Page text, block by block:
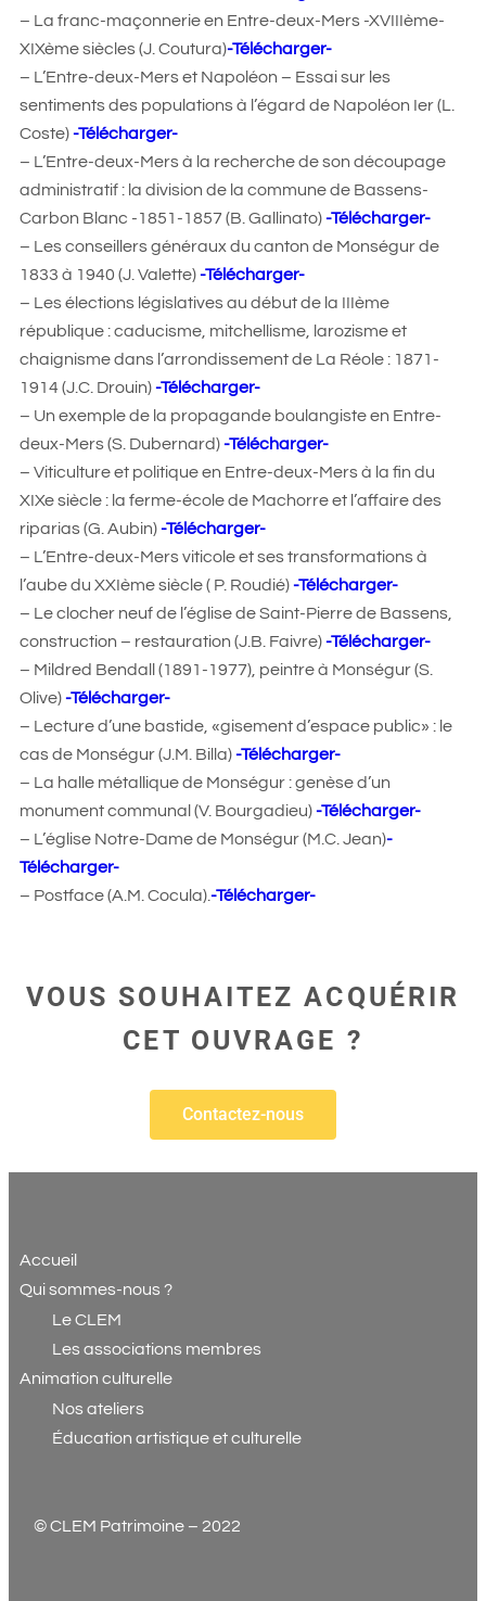
– La franc-maçonnerie en Entre-deux-Mers -XVIIIème-
XIXème siècles (J. Coutura)-Télécharger-
– L’Entre-deux-Mers et Napoléon – Essai sur les
sentiments des populations à l’égard de Napoléon Ier (L.
Coste)-Télécharger-
– L’Entre-deux-Mers à la recherche de son découpage
administratif : la division de la commune de Bassens-
Carbon Blanc -1851-1857 (B. Gallinato)-Télécharger-
– Les conseillers généraux du canton de Monségur de
1833 à 1940 (J. Valette)-Télécharger-
– Les élections législatives au début de la IIIème
république : caducisme, mitchellisme, larozisme et
chaignisme dans l’arrondissement de La Réole : 1871-
1914 (J.C. Drouin)-Télécharger-
– Un exemple de la propagande boulangiste en Entre-
deux-Mers (S. Dubernard)-Télécharger-
– Viticulture et politique en Entre-deux-Mers à la fin du
XIXe siècle : la ferme-école de Machorre et l’affaire des
riparias (G. Aubin)-Télécharger-
– L’Entre-deux-Mers viticole et ses transformations à
l’aube du XXIème siècle ( P. Roudié)-Télécharger-
– Le clocher neuf de l’église de Saint-Pierre de Bassens,
construction – restauration (J.B. Faivre)-Télécharger-
– Mildred Bendall (1891-1977), peintre à Monségur (S.
Olive)-Télécharger-
– Lecture d’une bastide, «gisement d’espace public» : le
cas de Monségur (J.M. Billa)-Télécharger-
– La halle métallique de Monségur : genèse d’un
monument communal (V. Bourgadieu)-Télécharger-
– L’église Notre-Dame de Monségur (M.C. Jean)-
Télécharger-
– Postface (A.M. Cocula).-Télécharger-
VOUS SOUHAITEZ ACQUÉRIR
CET OUVRAGE ?
Contactez-nous
Accueil
Qui sommes-nous ?
Le CLEM
Les associations membres
Animation culturelle
Nos ateliers
Éducation artistique et culturelle
© CLEM Patrimoine – 2022